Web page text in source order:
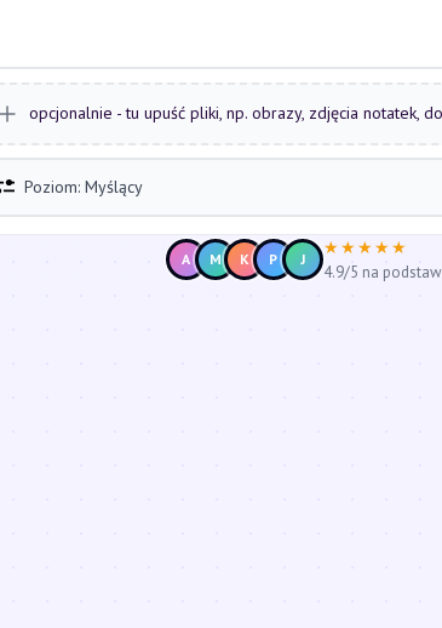
opcjonalnie - tu upuść pliki, np. obrazy, zdjęcia notatek,
Poziom: Myślący
A M K P J
★★★★★
4.9/5 na